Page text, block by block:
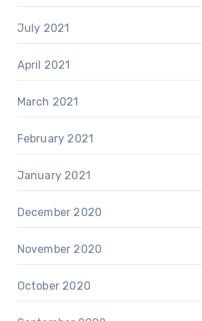
July 2021
April 2021
March 2021
February 2021
January 2021
December 2020
November 2020
October 2020